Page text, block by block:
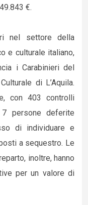
€.
nel settore della
e culturale italiano,
i Carabinieri del
di L’Aquila.
con 403 controlli
persone deferite
di individuare e
a sequestro. Le
inoltre, hanno
per un valore di